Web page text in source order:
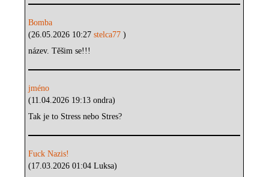
Bomba
(26.05.2026 10:27stelca77)
název. Těšim se!!!
jméno
(11.04.2026 19:13 ondra)
Tak je to Stress nebo Stres?
Fuck Nazis!
(17.03.2026 01:04 Luksa)